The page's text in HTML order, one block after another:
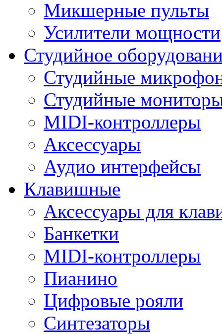
Микшерные пульты
Усилители мощности
Студийное
Студийные
Студийные
MIDI-контроллеры
Аксессуары
Аудио интерфейсы
Клавишные
Аксессуары для
Банкетки
MIDI-контроллеры
Пианино
Цифровые рояли
Синтезаторы